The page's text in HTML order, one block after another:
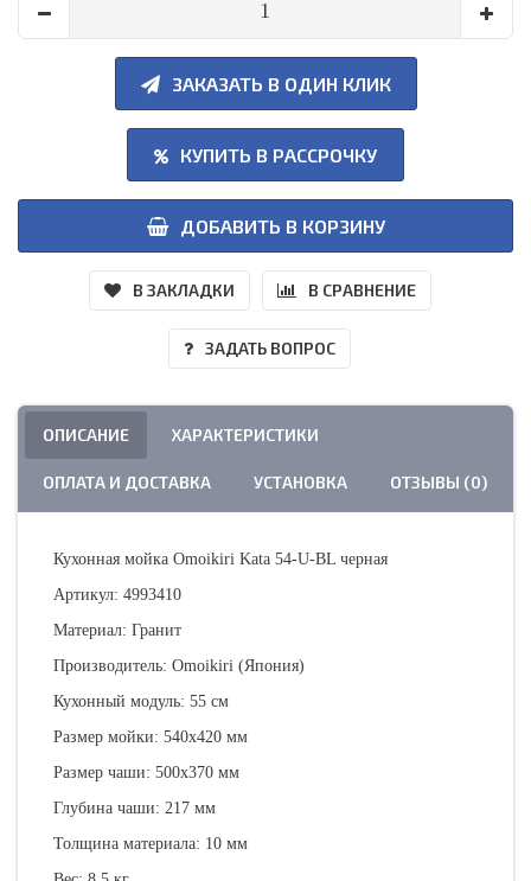
ЗАКАЗАТЬ В ОДИН КЛИК
КУПИТЬ В РАССРОЧКУ
ДОБАВИТЬ В КОРЗИНУ
В ЗАКЛАДКИ В СРАВНЕНИЕ
ЗАДАТЬ ВОПРОС
ОПИСАНИЕ ХАРАКТЕРИСТИКИ
ОПЛАТА И ДОСТАВКА УСТАНОВКА ОТЗЫВЫ (0)
Кухонная мойка Omoikiri Kata 54-U-BL черная
Артикул: 4993410
Материал: Гранит
Производитель: Omoikiri (Япония)
Кухонный модуль: 55 см
Размер мойки: 540х420 мм
Размер чаши: 500х370 мм
Глубина чаши: 217 мм
Толщина материала: 10 мм